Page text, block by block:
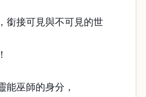
銜接可見與不可見的世
能巫師的身分，